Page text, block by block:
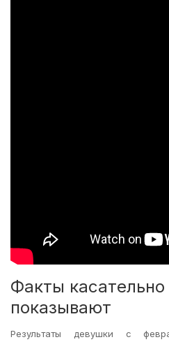
Факты касательно
показывают
Результаты девушки с